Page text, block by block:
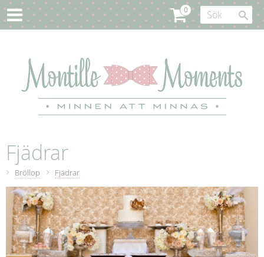
Fjädrar
Bröllop Fjädrar